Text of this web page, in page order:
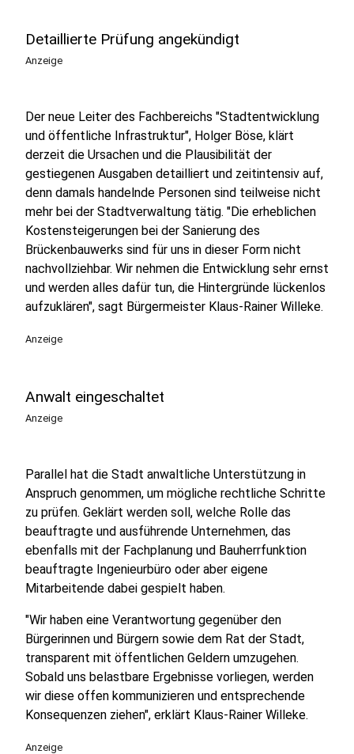
Detaillierte Prüfung angekündigt
Anzeige
Der neue Leiter des Fachbereichs "Stadtentwicklung
und öffentliche Infrastruktur", Holger Böse, klärt
derzeit die Ursachen und die Plausibilität der
gestiegenen Ausgaben detailliert und zeitintensiv auf,
denn damals handelnde Personen sind teilweise nicht
mehr bei der Stadtverwaltung tätig. "Die erheblichen
Kostensteigerungen bei der Sanierung des
Brückenbauwerks sind für uns in dieser Form nicht
nachvollziehbar. Wir nehmen die Entwicklung sehr ernst
und werden alles dafür tun, die Hintergründe lückenlos
aufzuklären", sagt Bürgermeister Klaus-Rainer Willeke.
Anzeige
Anwalt eingeschaltet
Anzeige
Parallel hat die Stadt anwaltliche Unterstützung in
Anspruch genommen, um mögliche rechtliche Schritte
zu prüfen. Geklärt werden soll, welche Rolle das
beauftragte und ausführende Unternehmen, das
ebenfalls mit der Fachplanung und Bauherrfunktion
beauftragte Ingenieurbüro oder aber eigene
Mitarbeitende dabei gespielt haben.
"Wir haben eine Verantwortung gegenüber den
Bürgerinnen und Bürgern sowie dem Rat der Stadt,
transparent mit öffentlichen Geldern umzugehen.
Sobald uns belastbare Ergebnisse vorliegen, werden
wir diese offen kommunizieren und entsprechende
Konsequenzen ziehen", erklärt Klaus-Rainer Willeke.
Anzeige